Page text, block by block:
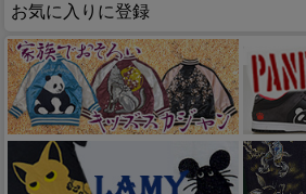
お気に入りに登録